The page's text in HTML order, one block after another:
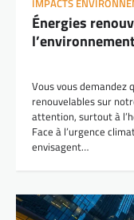
IMPACTS
Énergies
Vous vous demandez
renouvelables sur
attention, surtout à
Face à l’urgence
envisagent…